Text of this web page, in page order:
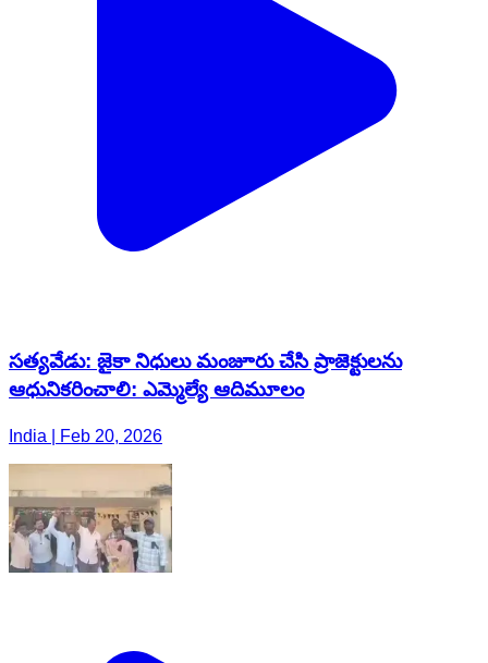
సత్యవేడు: జైకా నిధులు మంజూరు చేసి ప్రాజెక్టులను
ఆధునికరించాలి: ఎమ్మెల్యే ఆదిమూలం
India | Feb 20, 2026